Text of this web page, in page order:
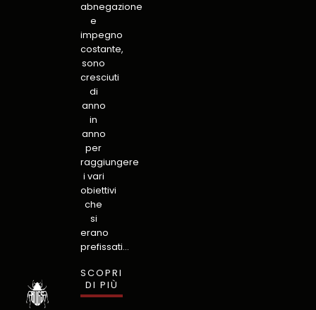
abnegazione
e
impegno
costante,
sono
cresciuti
di
anno
in
anno
per
raggiungere
i vari
obiettivi
che
si
erano
prefissati…
SCOPRI
DI PIÙ